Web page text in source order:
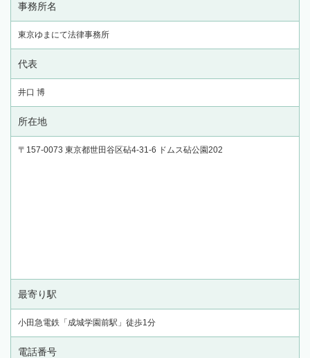
事務所名
東京ゆまにて法律事務所
代表
井口 博
所在地
〒157-0073 東京都世田谷区砧4-31-6 ドムス砧公園202
最寄り駅
小田急電鉄「成城学園前駅」徒歩1分
電話番号